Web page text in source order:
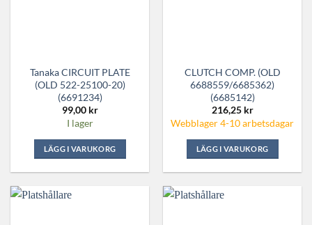
Tanaka CIRCUIT PLATE
(OLD 522-25100-20)
(6691234)
99,00 kr
I lager
LÄGG I VARUKORG
CLUTCH COMP. (OLD
6688559/6685362)
(6685142)
216,25 kr
Webblager 4-10 arbetsdagar
LÄGG I VARUKORG